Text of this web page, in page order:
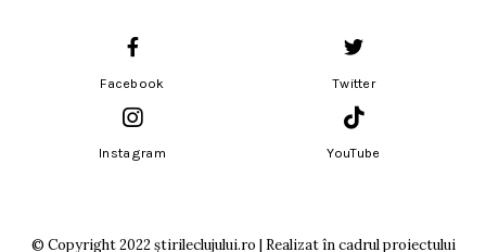
Facebook Twitter
Instagram YouTube
© Copyright 2022 știrileclujului.ro | Realizat în cadrul proiectului